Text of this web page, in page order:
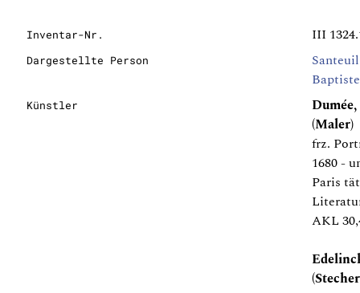
Inventar-Nr. III
Dargestellte Person
Künstler
(Maler)
frz.
1680 -
Paris
AKL